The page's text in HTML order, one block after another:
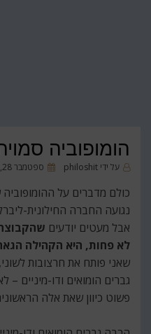
הומופוביה
על ידי philoshit
פורסםספטמבר 28, 2009
כולם מדברים על
נגועה החברה החילונית-
אבל מעטים יודעים
לא פחות, היא הקהילה
שאני פותח את חרצובות
גברים הומואים ודו-מיניים
פשוט כיוון שאת אלה